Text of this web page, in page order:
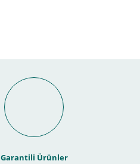
Garantili Ürünler